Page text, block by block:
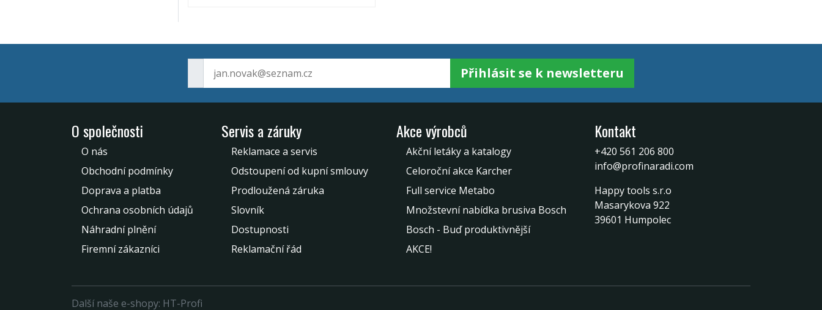
Přihlásit se k newsletteru
O společnosti
O nás
Obchodní podmínky
Doprava a platba
Ochrana osobních údajů
Náhradní plnění
Firemní zákazníci
Servis a záruky
Reklamace a servis
Odstoupení od kupní smlouvy
Prodloužená záruka
Slovník
Dostupnosti
Reklamační řád
Akce výrobců
Akční letáky a katalogy
Celoroční akce Karcher
Full service Metabo
Množstevní nabídka brusiva Bosch
Bosch - Buď produktivnější
AKCE!
Kontakt
+420 561 206 800
info@profinaradi.com
Happy tools s.r.o
Masarykova 922
39601 Humpolec
Další naše e-shopy: HT-Profi